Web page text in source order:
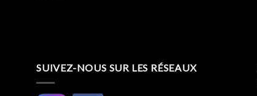
SUIVEZ-NOUS SUR LES RÉSEAUX